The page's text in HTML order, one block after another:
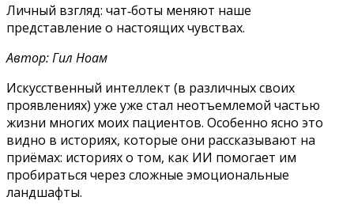
Личный взгляд: чат‑боты меняют наше
представление о настоящих чувствах.
Автор: Гил Ноам
Искусственный интеллект (в различных своих
проявлениях) уже уже стал неотъемлемой частью
жизни многих моих пациентов. Особенно ясно это
видно в историях, которые они рассказывают на
приёмах: историях о том, как ИИ помогает им
пробираться через сложные эмоциональные
ландшафты.